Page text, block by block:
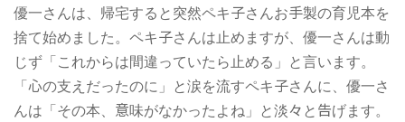
優一さんは、帰宅すると突然ペキ子さんお手製の育児本を
捨て始めました。ペキ子さんは止めますが、優一さんは動
じず「これからは間違っていたら止める」と言います。
「心の支えだったのに」と涙を流すペキ子さんに、優一さ
んは「その本、意味がなかったよね」と淡々と告げます。